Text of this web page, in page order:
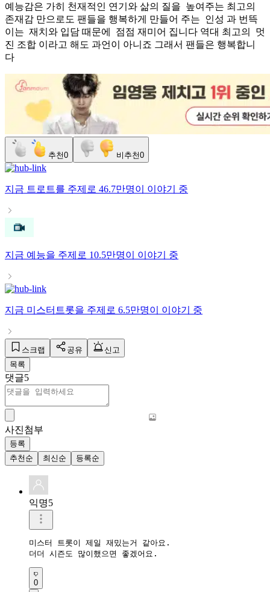
예능감은 가히 천재적인 연기와 삶의 질을 높여주는 최고의
존재감 만으로도 팬들을 행복하게 만들어 주는 인성 과 번뜩
이는 재치와 입담 때문에 점점 재미어 집니다 역대 최고의 멋
진 조합 이라고 해도 과언이 아니죠 그래서 팬들은 행복합니
다
추천0 비추천0
지금 트로트를 주제로 46.7만명이 이야기 중
지금 예능을 주제로 10.5만명이 이야기 중
지금 미스터트롯을 주제로 6.5만명이 이야기 중
스크랩 공유
신고
목록
댓글5
사진첨부
등록
추천순
최신순 등록순
익명5
미스터 트롯이 제일 재밌는거 같아요.
더더 시즌도 많이했으면 좋겠어요.
0